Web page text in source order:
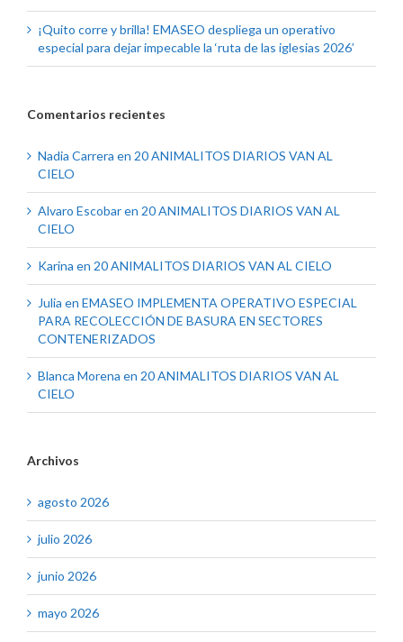
¡Quito corre y brilla! EMASEO despliega un operativo
especial para dejar impecable la ‘ruta de las iglesias 2026’
Comentarios recientes
Nadia Carrera en 20 ANIMALITOS DIARIOS VAN AL
CIELO
Alvaro Escobaren 20 ANIMALITOS DIARIOS VAN AL
CIELO
Karina en 20 ANIMALITOS DIARIOS VAN AL CIELO
Julia en EMASEO IMPLEMENTA OPERATIVO ESPECIAL
PARA RECOLECCIÓN DE BASURA EN SECTORES
CONTENERIZADOS
Blanca Morena en 20 ANIMALITOS DIARIOS VAN AL
CIELO
Archivos
agosto 2026
julio 2026
junio 2026
mayo 2026